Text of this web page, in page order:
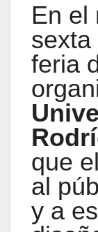
En el
feria
que
al
y a